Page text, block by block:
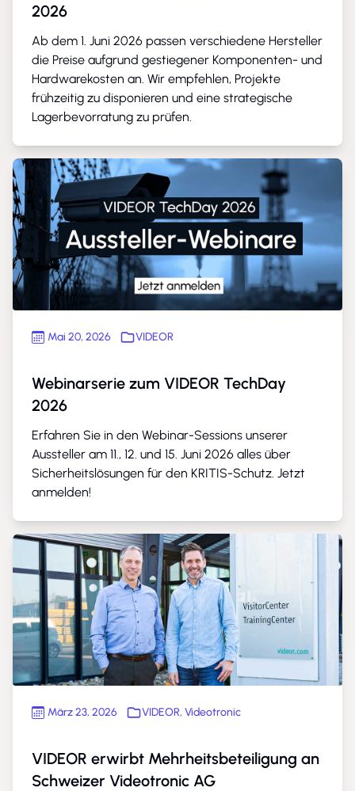
2026
Ab dem 1. Juni 2026 passen verschiedene Hersteller
die Preise aufgrund gestiegener Komponenten- und
Hardwarekosten an. Wir empfehlen, Projekte
frühzeitig zu disponieren und eine strategische
Lagerbevorratung zu prüfen.
Mai 20, 2026 VIDEOR
Webinarserie zum VIDEOR TechDay
2026
Erfahren Sie in den Webinar-Sessions unserer
Aussteller am 11., 12. und 15. Juni 2026 alles über
Sicherheitslösungen für den KRITIS-Schutz. Jetzt
anmelden!
März 23, 2026 VIDEOR, Videotronic
VIDEOR erwirbt Mehrheitsbeteiligung an
Schweizer Videotronic AG